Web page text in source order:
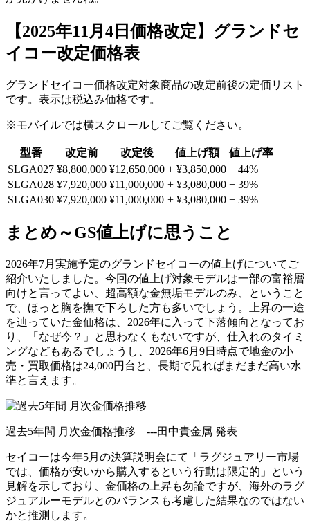
【2025年11月4日価格改定】グランドセ
イコー改定価格表
グランドセイコー価格改定対象商品の改定前後の定価リスト
です。表示は税込み価格です。
※モバイルでは横スクロールしてご覧ください。
型番 改定前 改定後 値上げ額
値上げ率
SLGA027 ¥8,800,000 ¥12,650,000 + ¥3,850,000 + 44%
SLGA028 ¥7,920,000 ¥11,000,000 + ¥3,080,000 + 39%
SLGA030 ¥7,920,000 ¥11,000,000 + ¥3,080,000 + 39%
まとめ～GS値上げに思うこと
2026年7月実施予定のグランドセイコーの値上げについてご
紹介いたしました。今回の値上げ対象モデルは一部の富裕層
向けと言ってよい、超高額な金無垢モデルのみ、ということ
で、ほっと胸を撫で下ろした方も多いでしょう。上昇の一途
を辿っていた金価格は、2026年に入って下落傾向となってお
り、「なぜ今？」と思わなくもないですが、仕入れのタイミ
ングなどもあるでしょうし、2026年6月9日時点で地金の小
売・買取価格は24,000円台と、長期で見ればまだまだ高い水
準と言えます。
過去5年間 月次金価格推移 ---田中貴金属 発表
セイコーは今年5月の決算説明会にて「ラグジュアリー市場
では、価格が安いから購入するという行動は限定的」という
見解を示しており、金価格の上昇も勿論ですが、海外のラグ
ジュアルーモデルとのバランスも考慮した結果なのではない
かと推測します。